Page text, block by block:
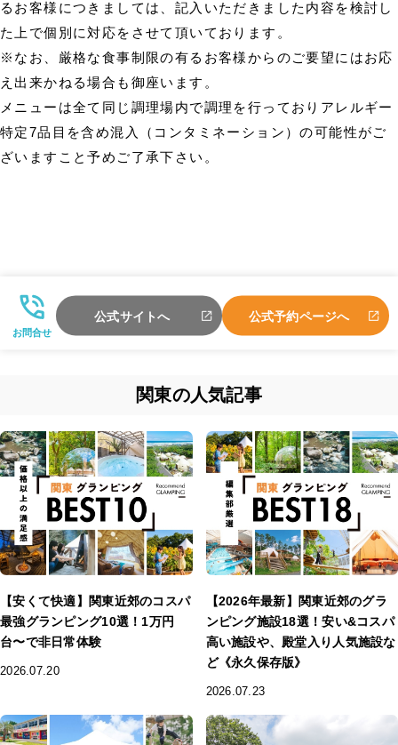
るお客様につきましては、記入いただきました内容を検討し
た上で個別に対応をさせて頂いております。
※なお、厳格な食事制限の有るお客様からのご要望にはお応
え出来かねる場合も御座います。
メニューは全て同じ調理場内で調理を行っておりアレルギー
特定7品目を含め混入（コンタミネーション）の可能性がご
ざいますこと予めご了承下さい。
お問合せ
公式サイトへ 公式予約ページへ
関東の人気記事
【安くて快適】関東近郊のコスパ
最強グランピング10選！1万円
台〜で非日常体験
2026.07.20
【2026年最新】関東近郊のグラ
ンピング施設18選！安い&コスパ
高い施設や、殿堂入り人気施設な
ど《永久保存版》
2026.07.23